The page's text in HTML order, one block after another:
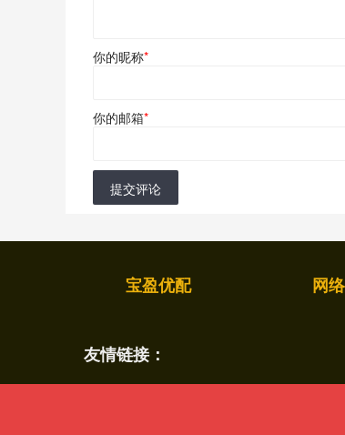
你的昵称*
你的邮箱*
提交评论
宝盈优配 网
友情链接：